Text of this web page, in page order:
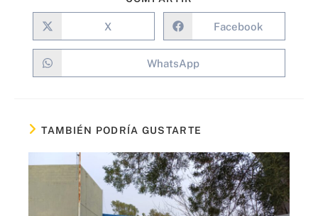
X Facebook
WhatsApp
TAMBIÉN PODRÍA GUSTARTE